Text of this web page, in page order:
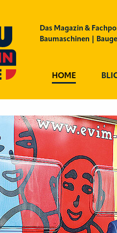
Das Magazin &
Baumaschinen |
HOME